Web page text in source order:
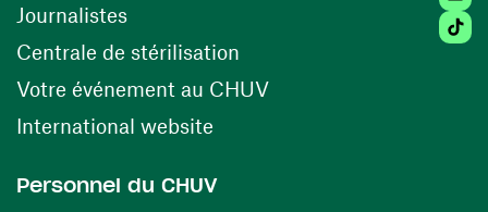
Journalistes
Centrale de stérilisation (ouvre une nouvelle
Votre événement au CHUV(ouvre une nouvelle
International website
Personnel du CHUV